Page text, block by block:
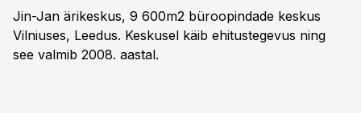
Jin-Jan ärikeskus, 9 600m2 büroopindade keskus
Vilniuses, Leedus. Keskusel käib ehitustegevus ning
see valmib 2008. aastal.